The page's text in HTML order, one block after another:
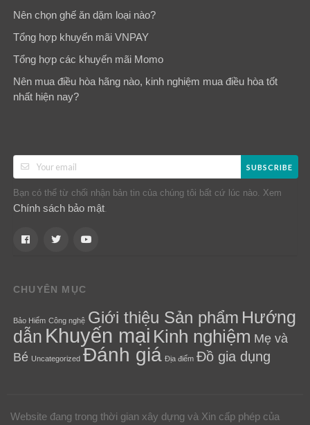
Nên chọn ghế ăn dặm loại nào?
Tổng hợp khuyến mãi VNPAY
Tổng hợp các khuyến mãi Momo
Nên mua điều hòa hãng nào, kinh nghiệm mua điều hòa tốt
nhất hiện nay?
SUBSCRIBE
Bạn có thể từ chối nhận bản tin của chúng tôi bất cứ lúc nào. Xem
Chính sách bảo mật.
CHUYÊN MỤC
Bảo Hiểm Công nghệ Giới thiệu Sản phẩm Hướng
dẫn Khuyến mại Kinh nghiệm Mẹ và
Bé Uncategorized Đánh giá Địa điểm Đồ gia dụng
Website đang trong thời gian xây dựng và Xin cấp phép của